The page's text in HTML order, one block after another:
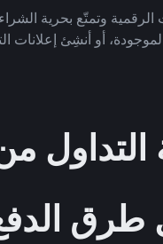
الرقمية وتمتّع بحرية
أو أنشِئ إعلانات
طرق